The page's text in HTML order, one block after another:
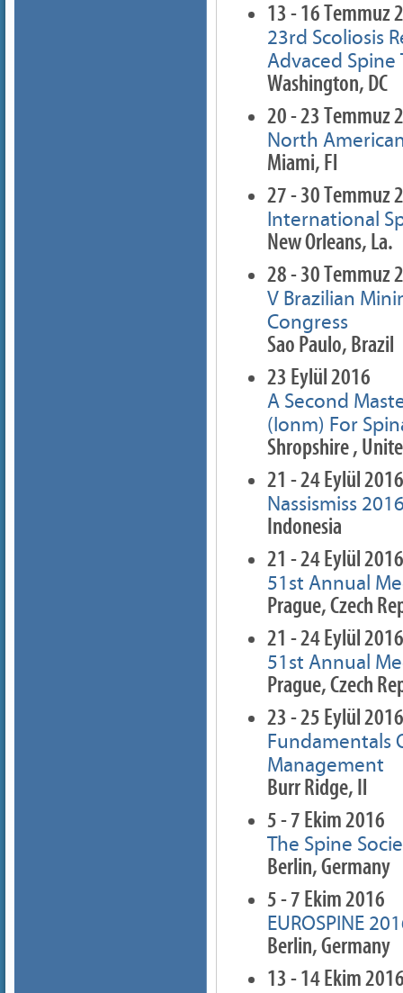
13 - 16 Temmuz
23rd Scoliosis
Advaced Spine
Washington, DC
20 - 23 Temmuz
North
Miami, Fl
27 - 30 Temmuz
International
New Orleans, La.
28 - 30 Temmuz
V Brazilian
Congress
Sao Paulo, Brazil
23 Eylül 2016
A Second
(Ionm) For
Shropshire ,
21 - 24 Eylül 2016
Nassismiss
Indonesia
21 - 24 Eylül 2016
51st Annual
Prague, Czech
21 - 24 Eylül 2016
51st Annual
Prague, Czech
23 - 25 Eylül 2016
Fundamentals
Management
Burr Ridge, Il
5 - 7 Ekim 2016
The Spine
Berlin, Germany
5 - 7 Ekim 2016
EUROSPINE
Berlin, Germany
13 - 14 Ekim